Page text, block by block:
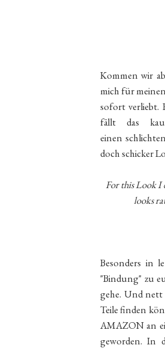
Kommen wir
mich für
sofort verliebt.
fällt das
einen
doch schicker
For this Look I
looks
Besonders in
"Bindung" zu
gehe. Und nett
Teile finden
AMAZON an
geworden. In